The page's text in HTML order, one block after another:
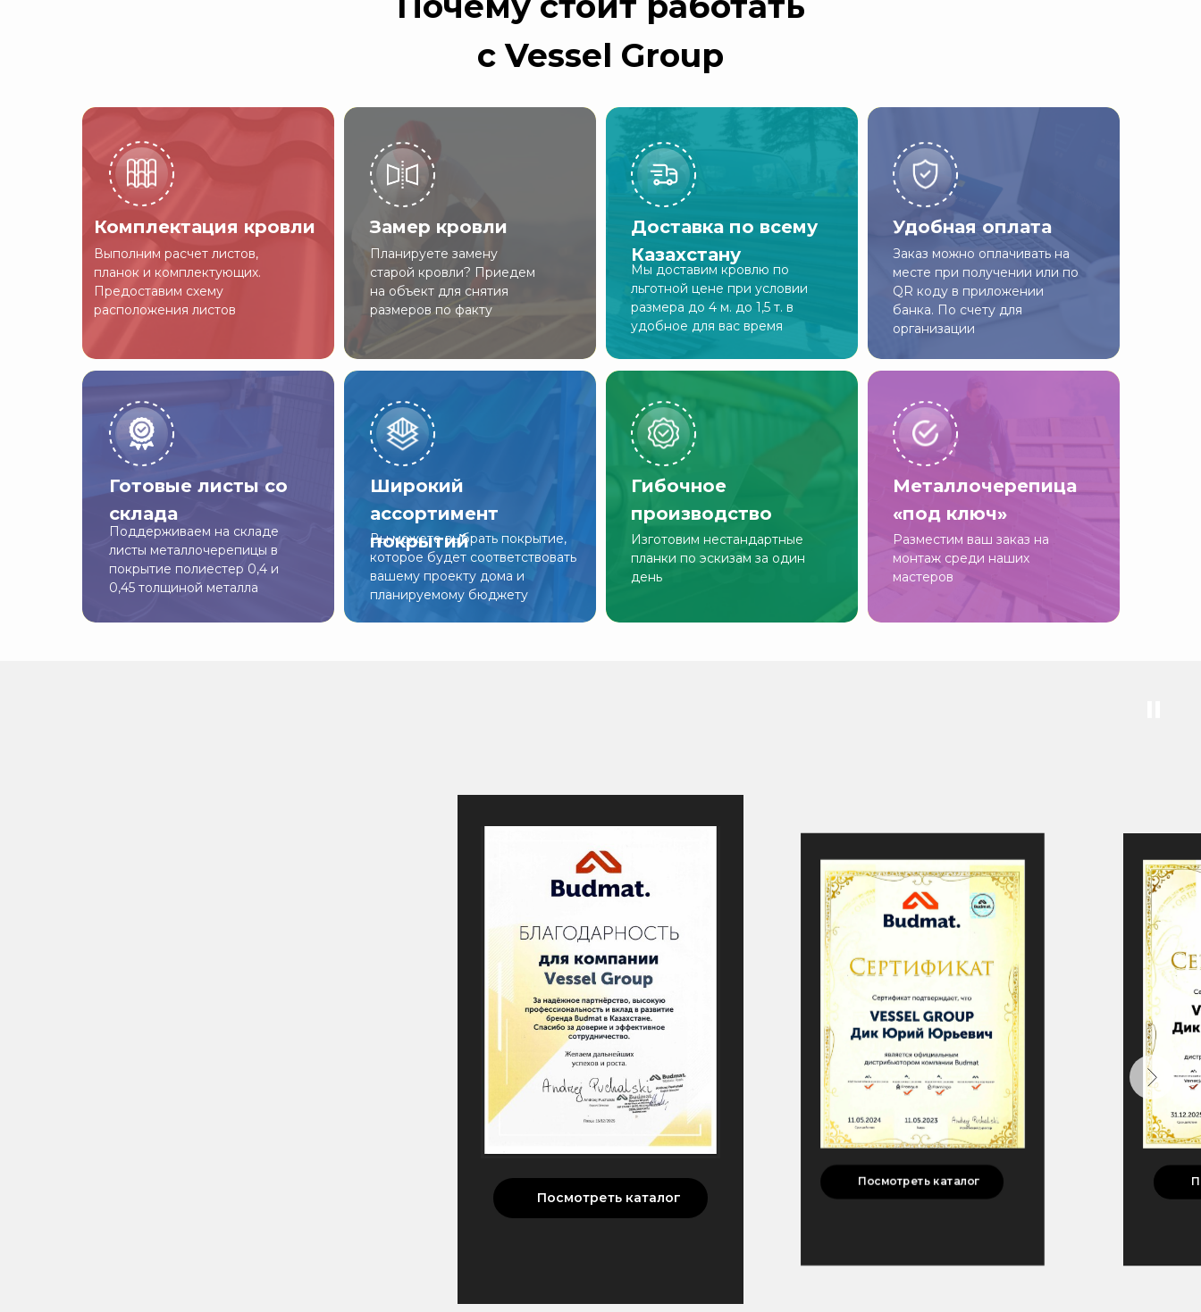
Комплектация кровли
Выполним расчет листов,
планок и комплектующих.
Предоставим схему
расположения листов
Замер кровли
Планируете замену
старой кровли? Приедем
на объект для снятия
размеров по факту
Удобная оплата
Заказ можно оплачивать на
месте при получении или по
QR коду в приложении
банка. По счету для
организации
Готовые листы со
склада
Поддерживаем на складе
листы металлочерепицы в
покрытие полиестер 0,4 и
0,45 толщиной металла
Доставка по всему
Казахстану
Широкий
ассортимент
покрытий
Мы доставим кровлю по
льготной цене при условии
размера до 4 м. до 1,5 т. в
удобное для вас время
Вы можете выбрать покрытие,
которое будет соответствовать
вашему проекту дома и
планируемому бюджету
Гибочное
производство
Изготовим нестандартные
планки по эскизам за один
день
Металлочерепица
«под ключ»
Разместим ваш заказ на
монтаж среди наших
мастеров
с Vessel Group
Посмотреть каталог
Посмотреть каталог